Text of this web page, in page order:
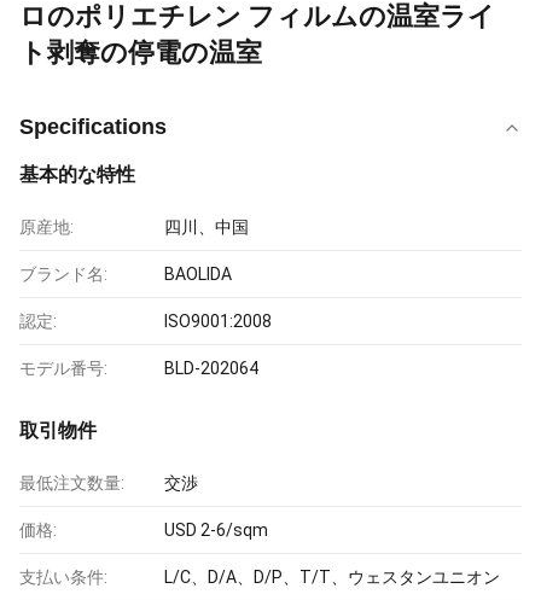
ロのポリエチレン フィルムの温室ライ
ト剥奪の停電の温室
Specifications
基本的な特性
原産地: 四川、中国
ブランド名: BAOLIDA
認定: ISO9001:2008
モデル番号: BLD-202064
取引物件
最低注文数量: 交渉
価格: USD 2-6/sqm
支払い条件: L/C、D/A、D/P、T/T、ウェスタンユニオン